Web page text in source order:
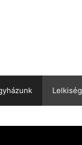
Lelkiség